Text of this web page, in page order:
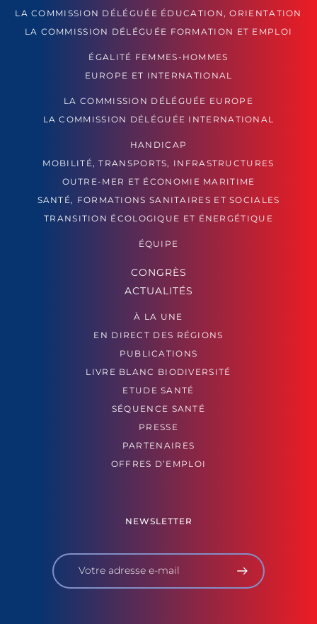
LA COMMISSION DÉLÉGUÉE ÉDUCATION, ORIENTATION
LA COMMISSION DÉLÉGUÉE FORMATION ET EMPLOI
ÉGALITÉ FEMMES-HOMMES
EUROPE ET INTERNATIONAL
LA COMMISSION DÉLÉGUÉE EUROPE
LA COMMISSION DÉLÉGUÉE INTERNATIONAL
HANDICAP
MOBILITÉ, TRANSPORTS, INFRASTRUCTURES
OUTRE-MER ET ÉCONOMIE MARITIME
SANTÉ, FORMATIONS SANITAIRES ET SOCIALES
TRANSITION ÉCOLOGIQUE ET ÉNERGÉTIQUE
ÉQUIPE
CONGRÈS
ACTUALITÉS
À LA UNE
EN DIRECT DES RÉGIONS
PUBLICATIONS
LIVRE BLANC BIODIVERSITÉ
ETUDE SANTÉ
SÉQUENCE SANTÉ
PRESSE
PARTENAIRES
OFFRES D’EMPLOI
NEWSLETTER